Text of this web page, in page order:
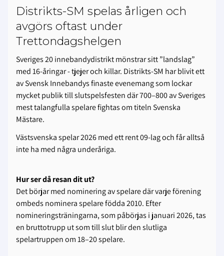
Distrikts-SM spelas årligen och
avgörs oftast under
Trettondagshelgen
Sveriges 20 innebandydistrikt mönstrar sitt ”landslag”
med 16-åringar - tjejer och killar. Distrikts-SM har blivit ett
av Svensk Innebandys finaste evenemang som lockar
mycket publik till slutspelsfesten där 700–800 av Sveriges
mest talangfulla spelare fightas om titeln Svenska
Mästare.
Västsvenska spelar 2026 med ett rent 09-lag och får alltså
inte ha med några underåriga.
Hur ser då resan dit ut?
Det börjar med nominering av spelare där varje förening
ombeds nominera spelare födda 2010. Efter
nomineringsträningarna, som påbörjas i januari 2026, tas
en bruttotrupp ut som till slut blir den slutliga
spelartruppen om 18–20 spelare.